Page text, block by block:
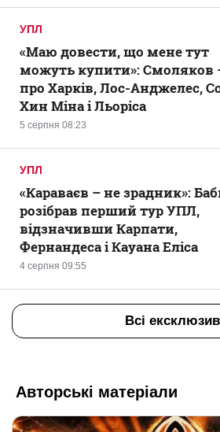
УПЛ
5 серпня 08:23
«Маю довести, що мене тут
можуть купити»: Смоляков
про Харків, Лос-Анджелес,
Хин Міна і Льоріса
УПЛ
4 серпня 09:55
«Караваєв – не зрадник»:
розібрав перший тур УПЛ,
відзначивши Карпати,
Фернандеса і Кауана Еліса
Всі
Авторські матеріали